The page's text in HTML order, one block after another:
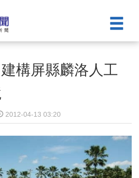
構屏縣麟洛人工
2012-04-13 03:20